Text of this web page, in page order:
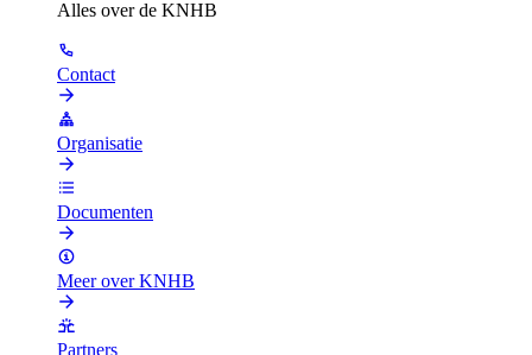
Alles over de KNHB
Contact
Organisatie
Documenten
Meer over KNHB
Partners